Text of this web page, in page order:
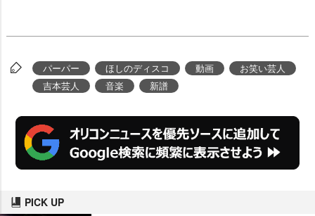
パーパー ほしのディスコ 動画
お笑い芸人
吉本芸人
音楽 新譜
PICK UP